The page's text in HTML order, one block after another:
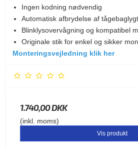
Ingen kodning nødvendig
Automatisk afbrydelse af
Blinklysovervågning og kompatibel
Originale stik for enkel og sikker
Monteringsvejledning klik her
1.740,00 DKK
(inkl. moms)
Vis produkt